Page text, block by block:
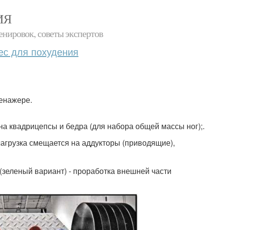
советы экспертов
для похудения
квадрицепсы и бедра (для набора общей массы ног);.
смещается на аддукторы (приводящие),
вариант) - проработка внешней части